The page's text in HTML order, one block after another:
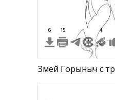
6 15 4
Змей Горыныч с